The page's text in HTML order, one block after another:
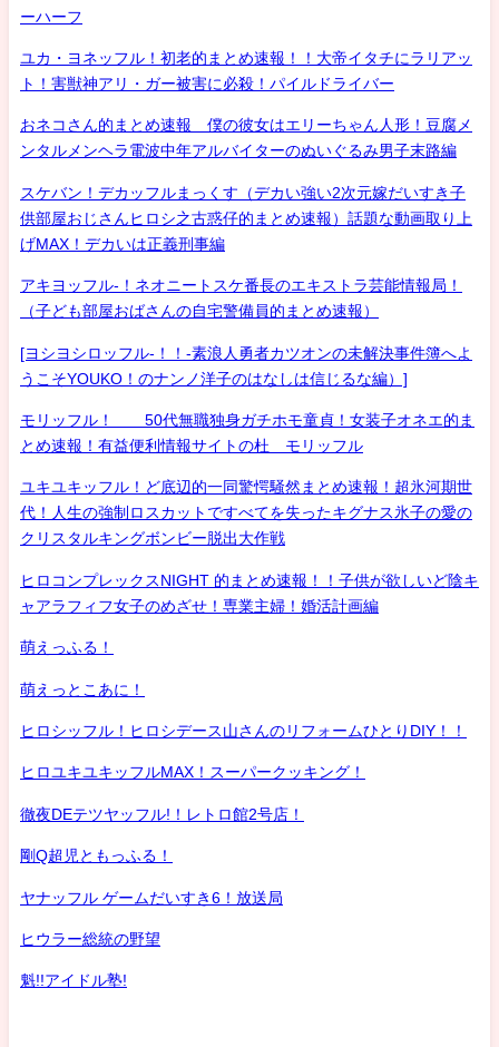
ーハーフ
ユカ・ヨネッフル！初老的まとめ速報！！大帝イタチにラリアッ
ト！害獣神アリ・ガー被害に必殺！パイルドライバー
おネコさん的まとめ速報 僕の彼女はエリーちゃん人形！豆腐メ
ンタルメンヘラ電波中年アルバイターのぬいぐるみ男子末路編
スケバン！デカッフルまっくす（デカい強い2次元嫁だいすき子
供部屋おじさんヒロシ之古惑仔的まとめ速報）話題な動画取り上
げMAX！デカいは正義刑事編
アキヨッフル-！ネオニートスケ番長のエキストラ芸能情報局！
（子ども部屋おばさんの自宅警備員的まとめ速報）
[ヨシヨシロッフル-！！-素浪人勇者カツオンの未解決事件簿へよ
うこそYOUKO！のナンノ洋子のはなしは信じるな編）]
モリッフル！ 50代無職独身ガチホモ童貞！女装子オネエ的ま
とめ速報！有益便利情報サイトの杜 モリッフル
ユキユキッフル！ど底辺的一同驚愕騒然まとめ速報！超氷河期世
代！人生の強制ロスカットですべてを失ったキグナス氷子の愛の
クリスタルキングボンビー脱出大作戦
ヒロコンプレックスNIGHT 的まとめ速報！！子供が欲しいど陰キ
ャアラフィフ女子のめざせ！専業主婦！婚活計画編
萌えっふる！
萌えっとこあに！
ヒロシッフル！ヒロシデース山さんのリフォームひとりDIY！！
ヒロユキユキッフルMAX！スーパークッキング！
徹夜DEテツヤッフル!！レトロ館2号店！
剛Q超児ともっふる！
ヤナッフル ゲームだいすき6！放送局
ヒウラー総統の野望
魁!!アイドル塾!